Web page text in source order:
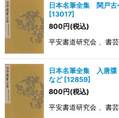
日本名筆全集 関戸古
[13017]
800円(税込)
平安書道研究会 、書
日本名筆全集 入唐牒
など [12859]
800円(税込)
平安書道研究会 、書